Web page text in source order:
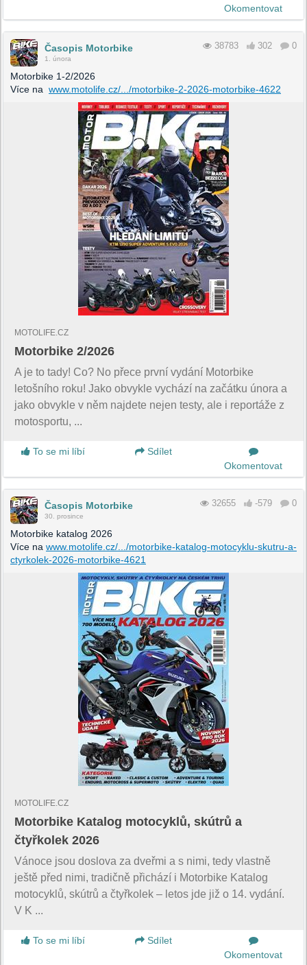
Okomentovat
Časopis Motorbike
1. února
38783 302 0
Motorbike 1-2/2026
Více na www.motolife.cz/.../motorbike-2-2026-motorbike-4622
MOTOLIFE.CZ
Motorbike 2/2026
A je to tady! Co? No přece první vydání Motorbike
letošního roku! Jako obvykle vychází na začátku února a
jako obvykle v něm najdete nejen testy, ale i reportáže z
motosportu, ...
To se mi líbí
Sdílet
Okomentovat
Časopis Motorbike
30. prosince
32655 -579 0
Motorbike katalog 2026
Více na www.motolife.cz/.../motorbike-katalog-motocyklu-skutru-a-
ctyrkolek-2026-motorbike-4621
MOTOLIFE.CZ
Motorbike Katalog motocyklů, skútrů a
čtyřkolek 2026
Vánoce jsou doslova za dveřmi a s nimi, tedy vlastně
ještě před nimi, tradičně přichází i Motorbike Katalog
motocyklů, skútrů a čtyřkolek – letos jde již o 14. vydání.
V K ...
To se mi líbí
Sdílet
Okomentovat